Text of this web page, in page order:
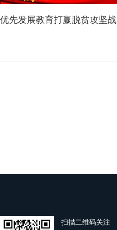
优先发展教育打赢脱贫攻坚战
扫描二维码关注